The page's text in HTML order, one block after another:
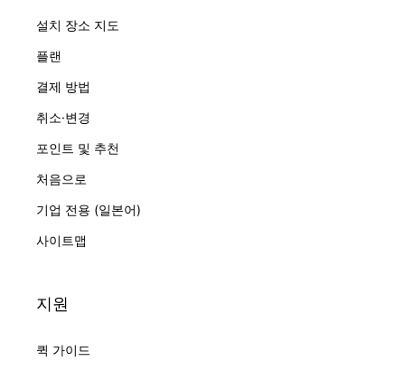
설치 장소 지도
플랜
결제 방법
취소·변경
포인트 및 추천
처음으로
기업 전용 (일본어)
사이트맵
지원
퀵 가이드